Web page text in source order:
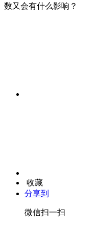
数又会有什么影响？
收藏
分享到
微信扫一扫